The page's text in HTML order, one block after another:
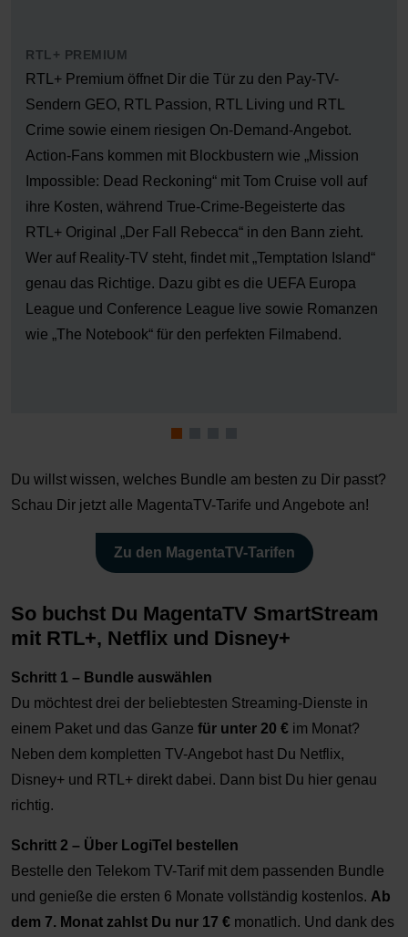
RTL+ PREMIUM
RTL+ Premium öffnet Dir die Tür zu den Pay-TV-
Sendern GEO, RTL Passion, RTL Living und RTL
Crime sowie einem riesigen On-Demand-Angebot.
Action-Fans kommen mit Blockbustern wie „Mission
Impossible: Dead Reckoning“ mit Tom Cruise voll auf
ihre Kosten, während True-Crime-Begeisterte das
RTL+ Original „Der Fall Rebecca“ in den Bann zieht.
Wer auf Reality-TV steht, findet mit „Temptation Island“
genau das Richtige. Dazu gibt es die UEFA Europa
League und Conference League live sowie Romanzen
wie „The Notebook“ für den perfekten Filmabend.
Du willst wissen, welches Bundle am besten zu Dir passt?
Schau Dir jetzt alle MagentaTV-Tarife und Angebote an!
Zu den MagentaTV-Tarifen
So buchst Du MagentaTV SmartStream
mit RTL+, Netflix und Disney+
Schritt 1 – Bundle auswählen
Du möchtest drei der beliebtesten Streaming-Dienste in
einem Paket und das Ganze für unter 20 € im Monat?
Neben dem kompletten TV-Angebot hast Du Netflix,
Disney+ und RTL+ direkt dabei. Dann bist Du hier genau
richtig.
Schritt 2 – Über LogiTel bestellen
Bestelle den Telekom TV-Tarif mit dem passenden Bundle
und genieße die ersten 6 Monate vollständig kostenlos. Ab
dem 7. Monat zahlst Du nur 17 € monatlich. Und dank des